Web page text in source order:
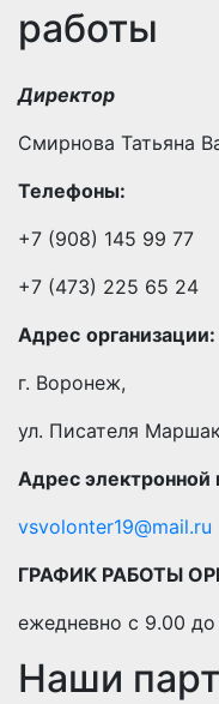
работы
Директор
Смирнова Татьяна
Телефоны:
+7 (908) 145 99 77
+7 (473) 225 65 24
Адрес организации:
г. Воронеж,
ул. Писателя
Адрес электронной
vsvolonter19@mail.ru
ГРАФИК РАБОТЫ
ежедневно с 9.00 до
Наши